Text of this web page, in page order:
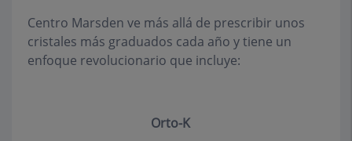
Centro Marsden ve más allá de prescribir unos
cristales más graduados cada año y tiene un
enfoque revolucionario que incluye:
Orto-K